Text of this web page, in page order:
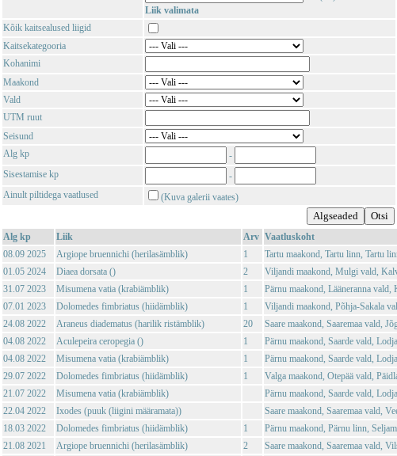
Liik valimata
Kõik kaitsealused liigid
Kaitsekategooria
Kohanimi
Maakond
Vald
UTM ruut
Seisund
Alg kp
-
Sisestamise kp
-
Ainult piltidega vaatlused
(Kuva galerii vaates)
Alg kp Liik Arv Vaatluskoht
08.09 2025
Argiope bruennichi (herilasämblik) 1
Tartu maakond, Tartu linn, Tartu
01.05 2024
Diaea dorsata () 2
Viljandi maakond, Mulgi vald,
31.07 2023
Misumena vatia (krabiämblik) 1
Pärnu maakond, Lääneranna vald,
07.01 2023
Dolomedes fimbriatus (hiidämblik) 1
Viljandi maakond, Põhja-Sakala
24.08 2022
Araneus diadematus (harilik ristämblik) 20
Saare maakond, Saaremaa vald,
04.08 2022
Aculepeira ceropegia () 1
Pärnu maakond, Saarde vald,
04.08 2022
Misumena vatia (krabiämblik) 1
Pärnu maakond, Saarde vald,
29.07 2022
Dolomedes fimbriatus (hiidämblik) 1
Valga maakond, Otepää vald,
21.07 2022
Misumena vatia (krabiämblik)
Pärnu maakond, Saarde vald,
22.04 2022
Ixodes (puuk (liigini määramata))
Saare maakond, Saaremaa vald,
18.03 2022
Dolomedes fimbriatus (hiidämblik) 1
Pärnu maakond, Pärnu linn,
21.08 2021
Argiope bruennichi (herilasämblik) 2 Saare maakond, Saaremaa vald,